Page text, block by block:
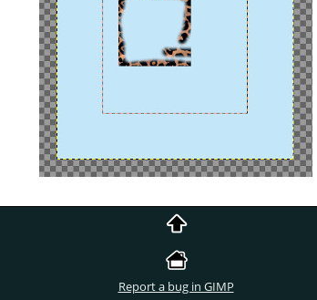
Report a bug in GIMP